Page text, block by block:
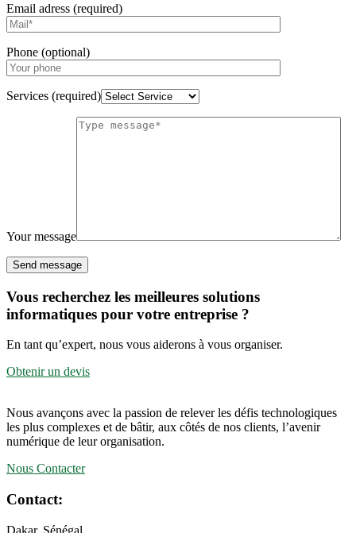
Email adress (required)
Phone (optional)
Services (required)
Your message
Send message
Vous recherchez les meilleures solutions
informatiques pour votre entreprise ?
En tant qu’expert, nous vous aiderons à vous organiser.
Obtenir un devis
Nous avançons avec la passion de relever les défis technologiques
les plus complexes et de bâtir, aux côtés de nos clients, l’avenir
numérique de leur organisation.
Nous Contacter
Contact:
Dakar, Sénégal